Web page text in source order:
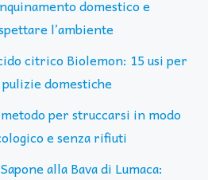
domestico e
l’ambiente
citrico Biolemon: 15 usi per
domestiche
per struccarsi in modo
e senza rifiuti
alla Bava di Lumaca: